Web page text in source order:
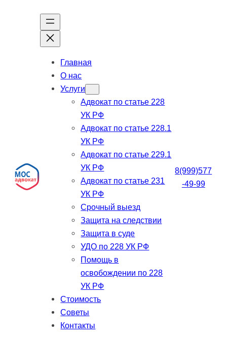
содержимому
Главная
О нас
Услуги
Адвокат по статье 228
УК РФ
Адвокат по статье 228.1
УК РФ
Адвокат по статье 229.1
УК РФ
Адвокат по статье 231
УК РФ
Срочный выезд
Защита на следствии
Защита в суде
УДО по 228 УК РФ
Помощь в
освобождении по 228
УК РФ
Стоимость
Советы
Контакты
8(999)577
-49-99